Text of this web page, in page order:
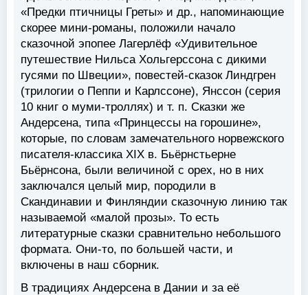
«Предки птичницы Греты» и др., напоминающие
скорее мини-романы, положили начало
сказочной эпопее Лагерлёф «Удивительное
путешествие Нильса Хольгерссона с дикими
гусями по Швеции», повестей-сказок Линдгрен
(трилогии о Пеппи и Карлссоне), Янссон (серия
10 книг о муми-троллях) и т. п. Сказки же
Андерсена, типа «Принцессы на горошине»,
которые, по словам замечательного норвежского
писателя-классика XIX в. Бьёрнстьерне
Бьёрнсона, были величиной с орех, но в них
заключался целый мир, породили в
Скандинавии и Финляндии сказочную линию так
называемой «малой прозы». То есть
литературные сказки сравнительно небольшого
формата. Они-то, по большей части, и
включены в наш сборник.
В традициях Андерсена в Дании и за её